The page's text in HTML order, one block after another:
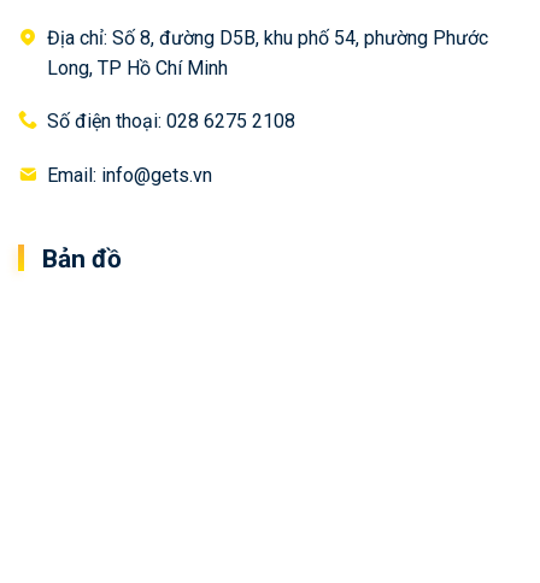
Địa chỉ: Số 8, đường D5B, khu phố 54, phường Phước
Long, TP Hồ Chí Minh
Số điện thoại: 028 6275 2108
Email: info@gets.vn
Bản đồ